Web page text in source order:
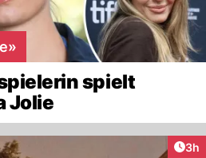
spielt
Jolie
3h